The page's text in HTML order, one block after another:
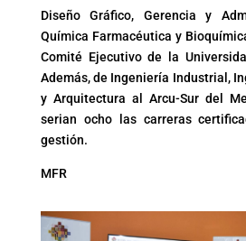
Diseño Gráfico, Gerencia y
Química Farmacéutica y
Comité Ejecutivo de la
Además, de Ingeniería Industrial,
y Arquitectura al Arcu-Sur del
serian ocho las carreras
gestión.
MFR